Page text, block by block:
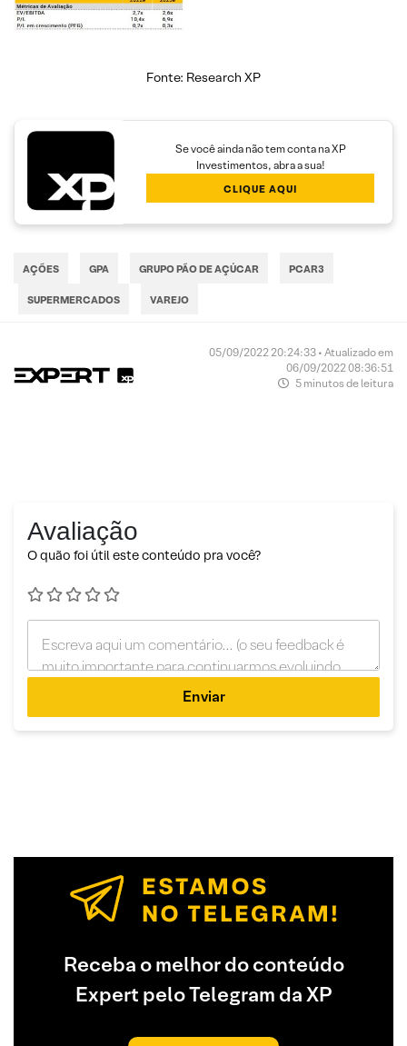
Fonte: Research XP
Se você ainda não tem conta na XP
Investimentos, abra a sua!
CLIQUE AQUI
AÇÕES GPA GRUPO PÃO DE AÇÚCAR PCAR3
SUPERMERCADOS VAREJO
05/09/2022 20:24:33 • Atualizado em
06/09/2022 08:36:51
5 minutos de leitura
Avaliação
O quão foi útil este conteúdo pra você?
Enviar
Receba o melhor do conteúdo
Expert pelo Telegram da XP